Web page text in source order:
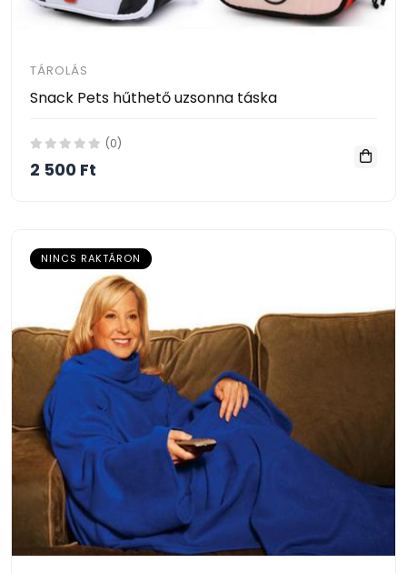
TÁROLÁS
Snack Pets hűthető uzsonna táska
(0)
2 500 Ft
NINCS RAKTÁRON